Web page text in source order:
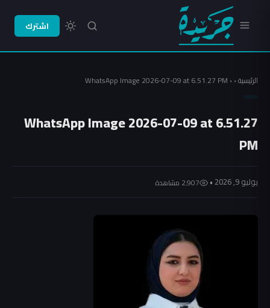
اشترك
الرئيسية‹
‹
WhatsApp Image 2026-07-09 at 6.51.27 PM
WhatsApp Image 2026-07-09 at 6.51.27
PM
يوليو 9, 2026 • 2٬907 مشاهدة